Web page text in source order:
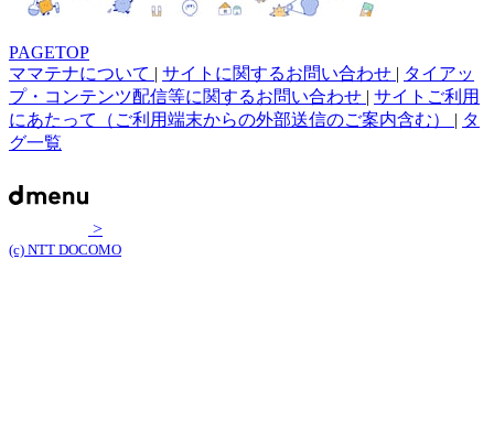
PAGETOP
ママテナについて | サイトに関するお問い合わせ | タイアッ
プ・コンテンツ配信等に関するお問い合わせ | サイトご利用
にあたって（ご利用端末からの外部送信のご案内含む） | タ
グ一覧
>
(c) NTT DOCOMO